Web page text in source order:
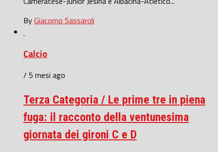
ByGiacomo Sassaroli
Calcio
/ 5 mesi ago
Terza Categoria / Le prime tre in piena
fuga: il racconto della ventunesima
giornata dei gironi C e D